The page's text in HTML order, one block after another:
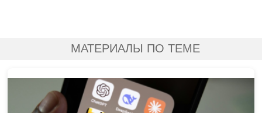
МАТЕРИАЛЫ ПО ТЕМЕ